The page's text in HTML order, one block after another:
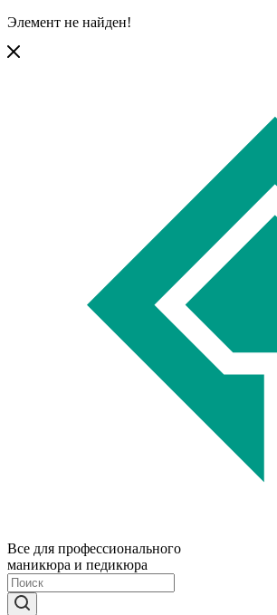
Элемент не найден!
Все для профессионального
маникюра и педикюра